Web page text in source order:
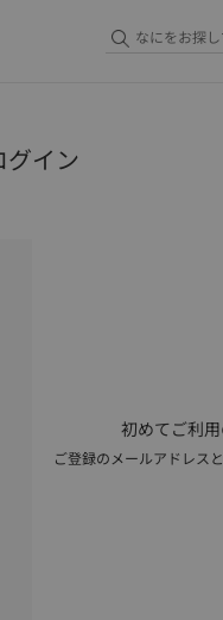
グイン
初めてご利
ご登録のメールアドレス